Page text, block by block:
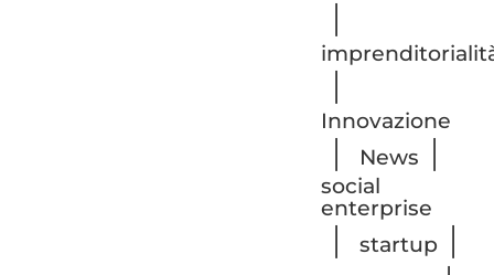
Innovazione
News
social
enterprise
startup